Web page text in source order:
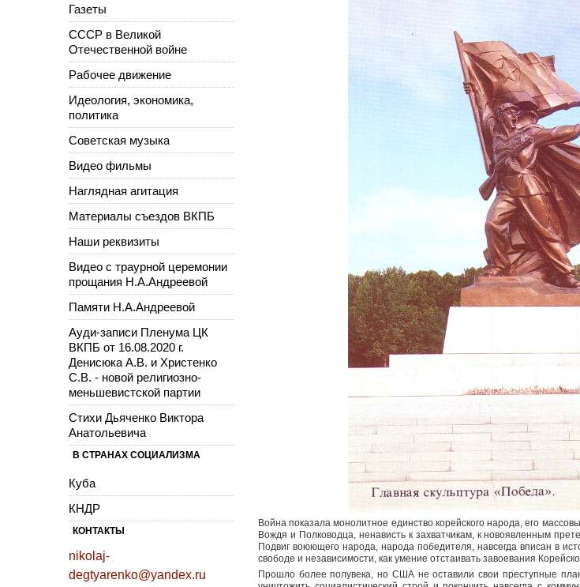
Война показала монолитное единство корейского народа, его
Вождя и Полководца, ненависть к захватчикам, к новоявленным
Подвиг воюющего народа, народа победителя, навсегда вписан в
свободе и независимости, как умение отстаивать завоевания
Прошло более полувека, но США не оставили свои преступные
Газеты
СССР в Великой
Отечественной войне
Рабочее движение
Идеология, экономика,
политика
Советская музыка
Видео фильмы
Наглядная агитация
Материалы съездов ВКПБ
Наши реквизиты
Видео с траурной церемонии
прощания Н.А.Андреевой
Памяти Н.А.Андреевой
Ауди-записи Пленума ЦК
ВКПБ от 16.08.2020 г.
Денисюка А.В. и Христенко
С.В. - новой религиозно-
меньшевистской партии
Стихи Дьяченко Виктора
Анатольевича
В СТРАНАХ СОЦИАЛИЗМА
Куба
КНДР
КОНТАКТЫ
nikolaj-
degtyarenko@yandex.ru